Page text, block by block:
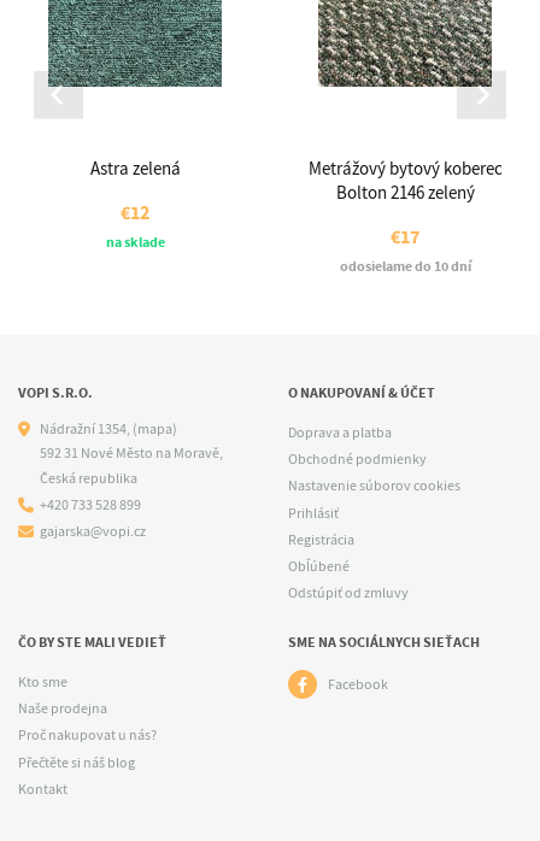
Astra zelená
€12
na sklade
Metrážový bytový koberec
Bolton 2146 zelený
€17
odosielame do 10 dní
VOPI S.R.O.
Nádražní 1354, (mapa)
592 31 Nové Město na Moravě,
Česká republika
+420 733 528 899
gajarska@vopi.cz
O NAKUPOVANÍ & ÚČET
Doprava a platba
Obchodné podmienky
Nastavenie súborov cookies
Prihlásiť
Registrácia
Obľúbené
Odstúpiť od zmluvy
ČO BY STE MALI VEDIEŤ
Kto sme
Naše prodejna
Proč nakupovat u nás?
Přečtěte si náš blog
Kontakt
SME NA SOCIÁLNYCH SIEŤACH
Facebook